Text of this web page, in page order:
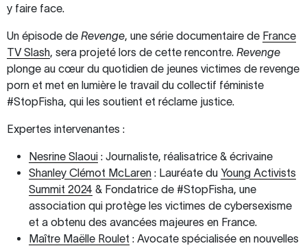
y faire face.
Un épisode de Revenge, une série documentaire de France
TV Slash, sera projeté lors de cette rencontre. Revenge
plonge au cœur du quotidien de jeunes victimes de revenge
porn et met en lumière le travail du collectif féministe
#StopFisha, qui les soutient et réclame justice.
Expertes intervenantes :
Nesrine Slaoui : Journaliste, réalisatrice & écrivaine
Shanley Clémot McLaren : Lauréate du Young Activists
Summit 2024 & Fondatrice de #StopFisha, une
association qui protège les victimes de cybersexisme
et a obtenu des avancées majeures en France.
Maître Maëlle Roulet : Avocate spécialisée en nouvelles